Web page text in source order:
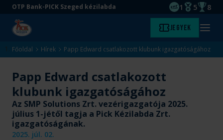
Ugrás
tartalomra
Ugrás
aljára
OTP Bank-PICK Szeged kézilabda
EHF
1
Magyar
5 8
Kezdőlap Jegyek Menü
Főoldal Hírek Papp Edward csatlakozott klubunk igazgatóságához
Papp Edward csatlakozott
klubunk igazgatóságához
Az SMP Solutions Zrt. vezérigazgatója 2025.
július 1-jétől tagja a Pick Kézilabda Zrt.
igazgatóságának.
2025. júl. 02.